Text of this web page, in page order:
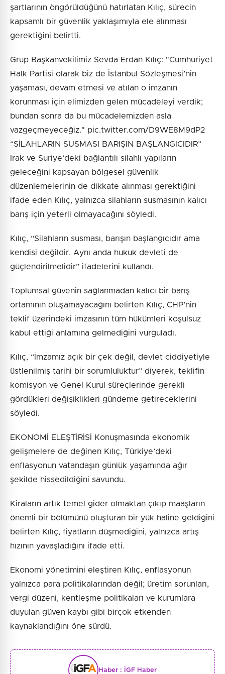
şartlarının öngörüldüğünü hatırlatan Kılıç, sürecin
kapsamlı bir güvenlik yaklaşımıyla ele alınması
gerektiğini belirtti.
Grup Başkanvekilimiz Sevda Erdan Kılıç: "Cumhuriyet
Halk Partisi olarak biz de İstanbul Sözleşmesi’nin
yaşaması, devam etmesi ve atılan o imzanın
korunması için elimizden gelen mücadeleyi verdik;
bundan sonra da bu mücadelemizden asla
vazgeçmeyeceğiz." pic.twitter.com/D9WE8M9dP2
“SİLAHLARIN SUSMASI BARIŞIN BAŞLANGICIDIR”
Irak ve Suriye’deki bağlantılı silahlı yapıların
geleceğini kapsayan bölgesel güvenlik
düzenlemelerinin de dikkate alınması gerektiğini
ifade eden Kılıç, yalnızca silahların susmasının kalıcı
barış için yeterli olmayacağını söyledi.
Kılıç, “Silahların susması, barışın başlangıcıdır ama
kendisi değildir. Aynı anda hukuk devleti de
güçlendirilmelidir” ifadelerini kullandı.
Toplumsal güvenin sağlanmadan kalıcı bir barış
ortamının oluşamayacağını belirten Kılıç, CHP’nin
teklif üzerindeki imzasının tüm hükümleri koşulsuz
kabul ettiği anlamına gelmediğini vurguladı.
Kılıç, “İmzamız açık bir çek değil, devlet ciddiyetiyle
üstlenilmiş tarihi bir sorumluluktur” diyerek, teklifin
komisyon ve Genel Kurul süreçlerinde gerekli
gördükleri değişiklikleri gündeme getireceklerini
söyledi.
EKONOMİ ELEŞTİRİSİ Konuşmasında ekonomik
gelişmelere de değinen Kılıç, Türkiye’deki
enflasyonun vatandaşın günlük yaşamında ağır
şekilde hissedildiğini savundu.
Kiraların artık temel gider olmaktan çıkıp maaşların
önemli bir bölümünü oluşturan bir yük haline geldiğini
belirten Kılıç, fiyatların düşmediğini, yalnızca artış
hızının yavaşladığını ifade etti.
Ekonomi yönetimini eleştiren Kılıç, enflasyonun
yalnızca para politikalarından değil; üretim sorunları,
vergi düzeni, kentleşme politikaları ve kurumlara
duyulan güven kaybı gibi birçok etkenden
kaynaklandığını öne sürdü.
Haber : İGF Haber